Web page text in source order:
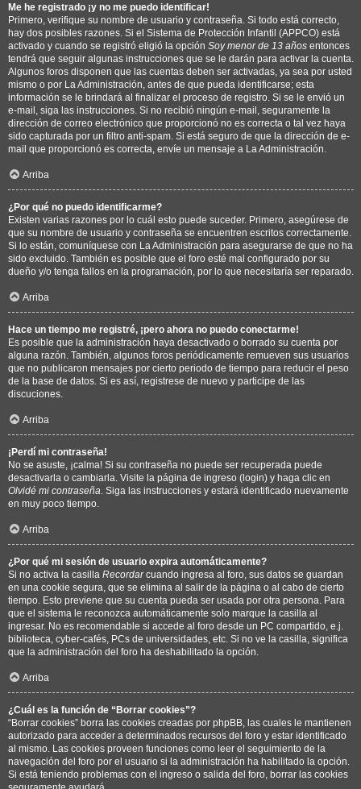
Me he registrado ¡y no me puedo identificar!
Primero, verifique su nombre de usuario y contraseña. Si todo está correcto,
hay dos posibles razones. Si el Sistema de Protección Infantil (APPCO) está
activado y cuando se registró eligió la opción Soy menor de 13 años entonces
tendrá que seguir algunas instrucciones que se le darán para activar la cuenta.
Algunos foros disponen que las cuentas deben ser activadas, ya sea por usted
mismo o por La Administración, antes de que pueda identificarse; esta
información se le brindará al finalizar el proceso de registro. Si se le envió un
e-mail, siga las instrucciones. Si no recibió ningún e-mail, seguramente la
dirección de correo electrónico que proporcionó no es correcta o tal vez haya
sido capturada por un filtro anti-spam. Si está seguro de que la dirección de e-
mail que proporcionó es correcta, envíe un mensaje a La Administración.
Arriba
¿Por qué no puedo identificarme?
Existen varias razones por lo cuál esto puede suceder. Primero, asegúrese de
que su nombre de usuario y contraseña se encuentren escritos correctamente.
Si lo están, comuníquese con La Administración para asegurarse de que no ha
sido excluido. También es posible que el foro esté mal configurado por su
dueño y/o tenga fallos en la programación, por lo que necesitaría ser reparado.
Arriba
Hace un tiempo me registré, ¡pero ahora no puedo conectarme!
Es posible que la administración haya desactivado o borrado su cuenta por
alguna razón. También, algunos foros periódicamente remueven sus usuarios
que no publicaron mensajes por cierto periodo de tiempo para reducir el peso
de la base de datos. Si es así, registrese de nuevo y participe de las
discuciones.
Arriba
¡Perdí mi contraseña!
No se asuste, ¡calma! Si su contraseña no puede ser recuperada puede
desactivarla o cambiarla. Visite la página de ingreso (login) y haga clic en
Olvidé mi contraseña . Siga las instrucciones y estará identificado nuevamente
en muy poco tiempo.
Arriba
¿Por qué mi sesión de usuario expira automáticamente?
Si no activa la casilla Recordarcuando ingresa al foro, sus datos se guardan
en una cookie segura, que se elimina al salir de la página o al cabo de cierto
tiempo. Esto previene que su cuenta pueda ser usada por otra persona. Para
que el sistema le reconozca automáticamente solo marque la casilla al
ingresar. No es recomendable si accede al foro desde un PC compartido, e.j.
biblioteca, cyber-cafés, PCs de universidades, etc. Si no ve la casilla, significa
que la administración del foro ha deshabilitado la opción.
Arriba
¿Cuál es la función de “Borrar cookies”?
“Borrar cookies” borra las cookies creadas por phpBB, las cuales le mantienen
autorizado para acceder a determinados recursos del foro y estar identificado
al mismo. Las cookies proveen funciones como leer el seguimiento de la
navegación del foro por el usuario si la administración ha habilitado la opción.
Si está teniendo problemas con el ingreso o salida del foro, borrar las cookies